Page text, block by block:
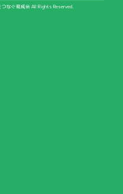
なぐ育成会 All Rights Reserved.